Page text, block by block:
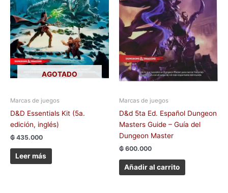
AGOTADO
Marcas de juegos
D&D Essentials Kit (5a.
edición, inglés)
₲ 435.000
Leer más
Marcas de juegos
D&d 5ta Ed. Español Dungeon
Masters Guide – Guía del
Dungeon Master
₲ 600.000
Añadir al carrito